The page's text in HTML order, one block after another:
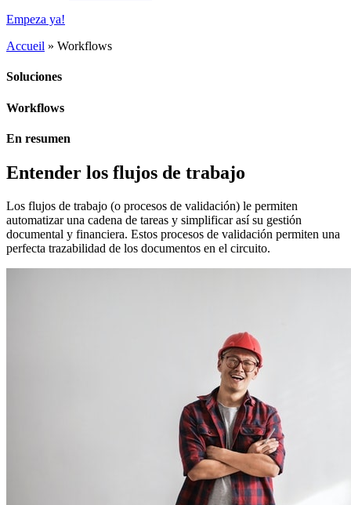
Empeza ya!
Accueil » Workflows
Soluciones
Workflows
En resumen
Entender los flujos de trabajo
Los flujos de trabajo (o procesos de validación) le permiten
automatizar una cadena de tareas y simplificar así su gestión
documental y financiera. Estos procesos de validación permiten una
perfecta trazabilidad de los documentos en el circuito.